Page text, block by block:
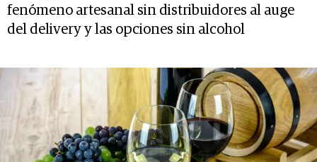
fenómeno artesanal sin distribuidores al auge
del delivery y las opciones sin alcohol